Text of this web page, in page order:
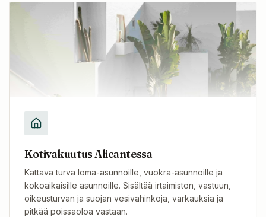
Kotivakuutus Alicantessa
Kattava turva loma-asunnoille, vuokra-asunnoille ja
kokoaikaisille asunnoille. Sisältää irtaimiston, vastuun,
oikeusturvan ja suojan vesivahinkoja, varkauksia ja
pitkää poissaoloa vastaan.